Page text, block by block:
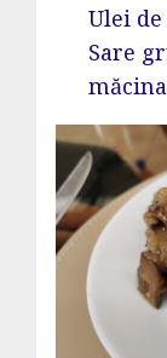
Ulei
Sare